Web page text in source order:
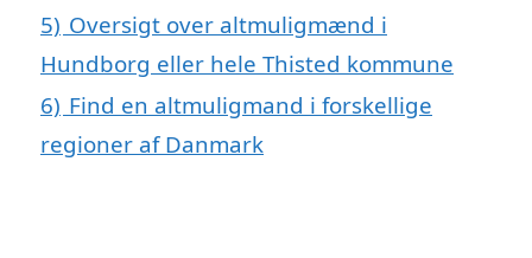
5) Oversigt over altmuligmænd i
Hundborg eller hele Thisted kommune
6) Find en altmuligmand i forskellige
regioner af Danmark